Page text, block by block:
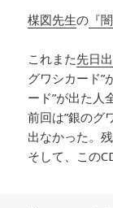
楳図先生の 『
これまた先日
グワシカード”
ード”が出た人
前回は”銀のグ
出なかった。残
そして、この